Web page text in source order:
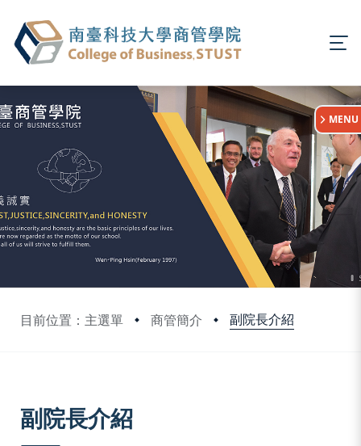
目前位置：主選單 商管簡介 副院長介紹
:::
MENU
副院長介紹